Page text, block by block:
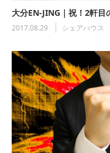
大分EN-JING｜祝！2軒
2017.08.29 シェアハウス